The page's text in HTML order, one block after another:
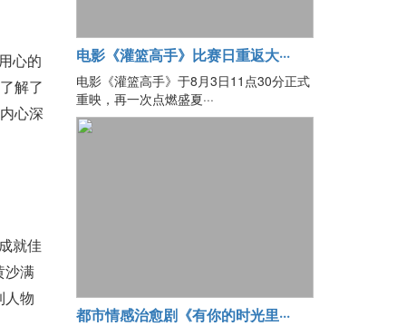
心的
解了
心深
就佳
沙满
人物
电影《灌篮高手》比赛日重返大···
电影《灌篮高手》于8月3日11点30分正式
重映，再一次点燃盛夏···
都市情感治愈剧《有你的时光里···